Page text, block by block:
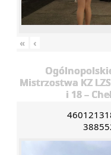
« ‹
Mistrzostwa KZ
i 18 –